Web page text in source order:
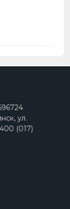
ул.
(017)